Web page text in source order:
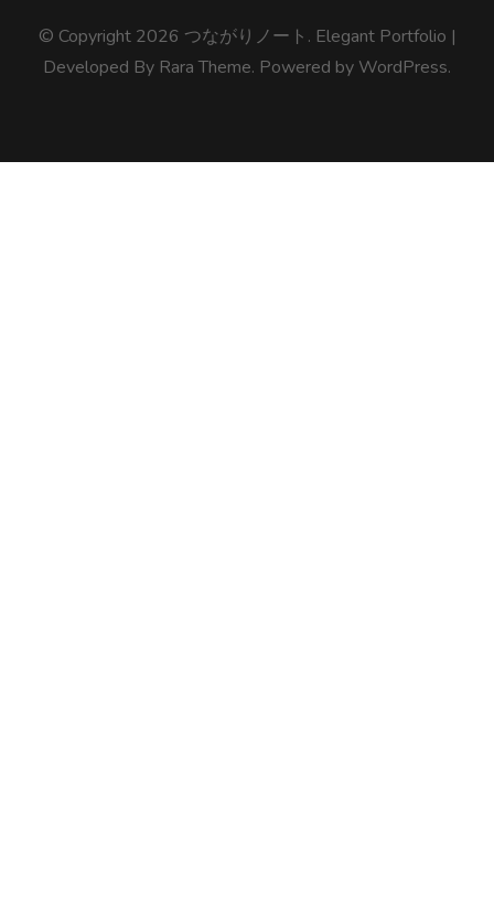
© Copyright 2026 つながりノート . Elegant Portfolio |
Developed By Rara Theme. Powered by WordPress.